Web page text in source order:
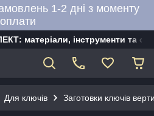
1-2 дні з моменту
оплати
матеріали, інструменти та
Для ключів Заготовки ключів